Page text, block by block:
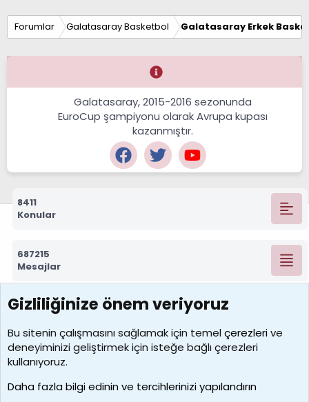
Forumlar Galatasaray Basketbol Galatasaray Erkek
Galatasaray, 2015-2016 sezonunda
EuroCup şampiyonu olarak Avrupa kupası
kazanmıştır.
8411
Konular
687215
Mesajlar
7388
Kullanıcılar
borabekirogluu
Son üye
Gizliliğinize önem veriyoruz
Bu sitenin çalışmasını sağlamak için temelçerezlerive
deneyiminizi geliştirmek için isteğe bağlı çerezleri
kullanıyoruz.
Daha fazla bilgi edinin ve tercihlerinizi yapılandırın